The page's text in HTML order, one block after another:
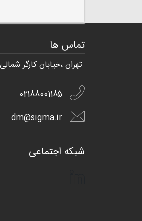
تماس ها
تهران ،خیابان کارگر شمالی
02188001185
dm@sigma.ir
شبکه اجتماعی